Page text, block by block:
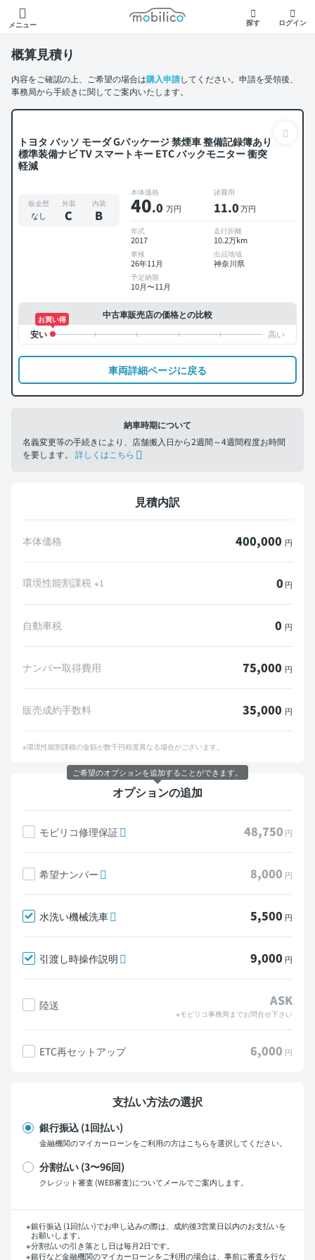
メニュー
モビリコ
探す ログイン
概算見積り
内容をご確認の上、ご希望の場合は購入申請してください。申請を受領後、
事務局から手続きに関してご案内いたします。
トヨタ パッソ モーダ Gパッケージ 禁煙車 整備記録簿あり
標準装備ナビ TV スマートキー ETC バックモニター 衝突
軽減
板金歴
なし
外装
C
内装
B
本体価格
40.0 万円
諸費用
11.0万円
年式
2017
走行距離
10.2万km
車検
26年11月
出品地域
神奈川県
予定納期
10月〜11月
中古車販売店の価格との比較
お買い得
車両詳細ページに戻る
納車時期について
名義変更等の手続きにより、店舗搬入日から2週間～4週間程度お時間
を要します。 詳しくはこちら
見積内訳
本体価格 400,000 円
環境性能割課税 ※1 0 円
自動車税 0 円
ナンバー取得費用 75,000 円
販売成約手数料 35,000 円
※環境性能割課税の金額が数千円程度異なる場合がございます。
オプションの追加
モビリコ修理保証 48,750 円
希望ナンバー 8,000 円
水洗い機械洗車 5,500 円
引渡し時操作説明 9,000 円
陸送 ASK
※モビリコ事務局までお問合せ下さい
ETC再セットアップ 6,000 円
支払い方法の選択
銀行振込 (1回払い)
金融機関のマイカーローンをご利用の方はこちらを選択してください。
分割払い (3〜96回)
クレジット審査 (WEB審査)についてメールでご案内します。
支払い回数
銀行振込 (1回払い)でお申し込みの際は、成約後3営業日以内のお支払いを
お願いします。
分割払いの引き落とし日は毎月2日です。
銀行など金融機関のマイカーローンをご利用の場合は、事前に審査を行な
ご希望のオプションを追加することができます。